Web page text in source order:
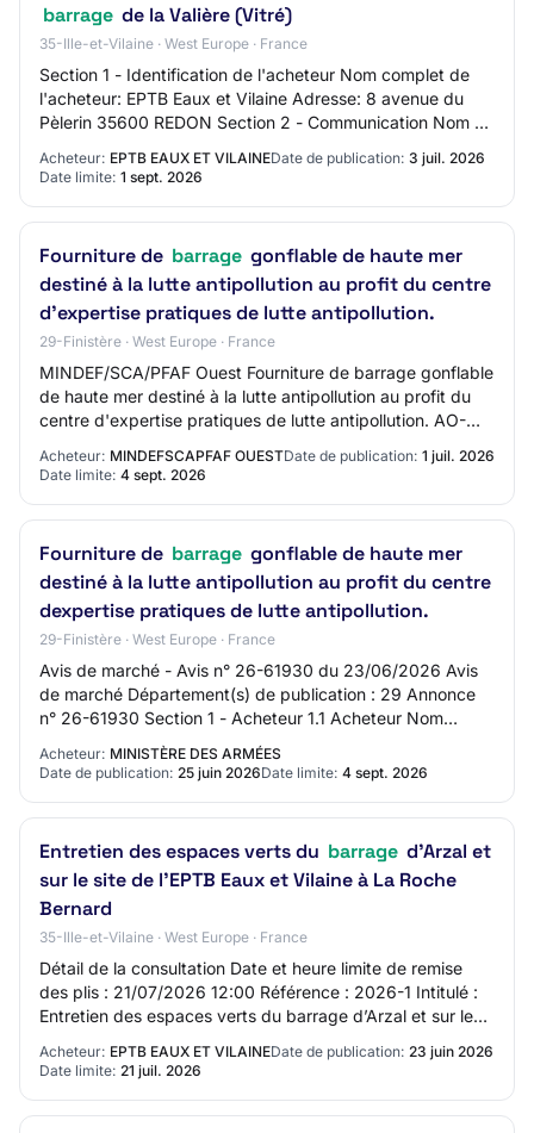
barrage de la Valière (Vitré)
35-Ille-et-Vilaine · West Europe · France
Section 1 - Identification de l'acheteur Nom complet de
l'acheteur: EPTB Eaux et Vilaine Adresse: 8 avenue du
Pèlerin 35600 REDON Section 2 - Communication Nom du
Acheteur: EPTB EAUX ET VILAINEDate de publication: 3 juil. 2026
Date limite: 1 sept. 2026
Fourniture de barrage gonflable de haute mer
destiné à la lutte antipollution au profit du centre
d'expertise pratiques de lutte antipollution.
29-Finistère · West Europe · France
MINDEF/SCA/PFAF Ouest Fourniture de barrage gonflable
de haute mer destiné à la lutte antipollution au profit du
centre d'expertise pratiques de lutte antipollution. AO-
Acheteur: MINDEFSCAPFAF OUESTDate de publication: 1 juil. 2026
Date limite: 4 sept. 2026
Fourniture de barrage gonflable de haute mer
destiné à la lutte antipollution au profit du centre
dexpertise pratiques de lutte antipollution.
29-Finistère · West Europe · France
Avis de marché - Avis n° 26-61930 du 23/06/2026 Avis
de marché Département(s) de publication : 29 Annonce
n° 26-61930 Section 1 - Acheteur 1.1 Acheteur Nom
officiel : MINARM/SCA/PFC BREST Forme jurid…
Acheteur: MINISTÈRE DES ARMÉES
Date de publication: 25 juin 2026Date limite: 4 sept. 2026
Entretien des espaces verts du barrage d’Arzal et
sur le site de l'EPTB Eaux et Vilaine à La Roche
Bernard
35-Ille-et-Vilaine · West Europe · France
Détail de la consultation Date et heure limite de remise
des plis : 21/07/2026 12:00 Référence : 2026-1 Intitulé :
Entretien des espaces verts du barrage d’Arzal et sur le
Acheteur: EPTB EAUX ET VILAINEDate de publication: 23 juin 2026
Date limite: 21 juil. 2026